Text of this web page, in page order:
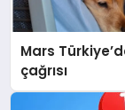
Mars
çağrısı